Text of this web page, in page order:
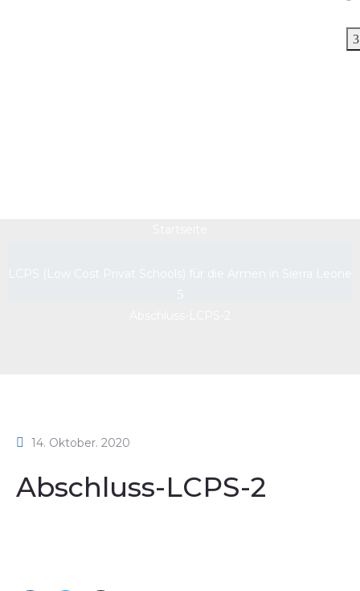
14. Oktober. 2020
Abschluss-LCPS-2